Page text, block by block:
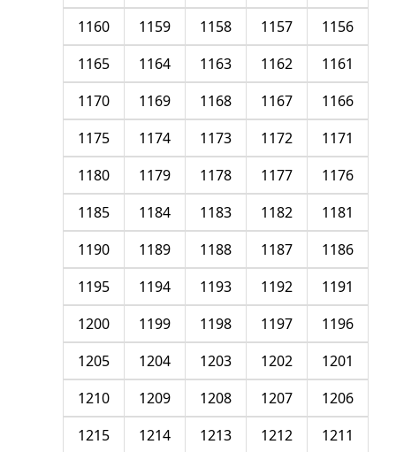
1156
1157
1158
1159
1160
1161
1162
1163
1164
1165
1166
1167
1168
1169
1170
1171
1172
1173
1174
1175
1176
1177
1178
1179
1180
1181
1182
1183
1184
1185
1186
1187
1188
1189
1190
1191
1192
1193
1194
1195
1196
1197
1198
1199
1200
1201
1202
1203
1204
1205
1206
1207
1208
1209
1210
1211
1212
1213
1214
1215